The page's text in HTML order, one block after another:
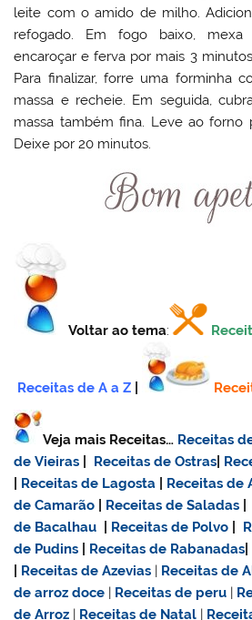
leite com o amido de milho.
refogado. Em fogo baixo,
encaroçar e ferva por mais 3
Para finalizar, forre uma forminha
massa e recheie. Em seguida,
massa também fina. Leve ao forno
Deixe por 20 minutos.
Voltar ao tema:
Receitas de A a Z
Veja mais Receitas… Receitas
de Vieiras
Receitas de Ostras
Receitas de Lagosta Receitas de
de Camarão
Receitas de Saladas
de Bacalhau
Receitas de Polvo
de Pudins
Receitas de Rabanadas
Receitas de Azevias | Receitas de
dearroz doce | Receitas de peru |
de Arroz | Receitas de Natal |